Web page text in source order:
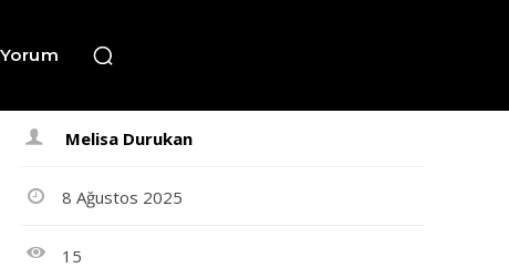
Yorum
Melisa Durukan
8 Ağustos 2025
15